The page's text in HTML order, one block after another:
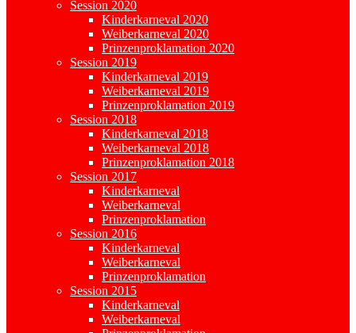
Session 2020
Kinderkarneval 2020
Weiberkarneval 2020
Prinzenproklamation 2020
Session 2019
Kinderkarneval 2019
Weiberkarneval 2019
Prinzenproklamation 2019
Session 2018
Kinderkarneval 2018
Weiberkarneval 2018
Prinzenproklamation 2018
Session 2017
Kinderkarneval
Weiberkarneval
Prinzenproklamation
Session 2016
Kinderkarneval
Weiberkarneval
Prinzenproklamation
Session 2015
Kinderkarneval
Weiberkarneval